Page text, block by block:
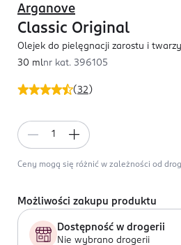
(32 )
Arganove
Classic Original
Olejek do pielęgnacji zarostu i
30 mlnr kat. 396105
Ceny mogą się różnić w zależności od
Możliwości zakupu produktu
Dostępność w drogerii
Nie wybrano drogerii